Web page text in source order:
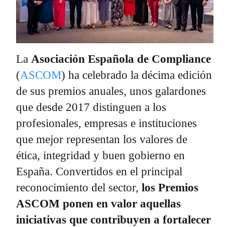
La Asociación Española de Compliance
(ASCOM) ha celebrado la décima edición
de sus premios anuales, unos galardones
que desde 2017 distinguen a los
profesionales, empresas e instituciones
que mejor representan los valores de
ética, integridad y buen gobierno en
España. Convertidos en el principal
reconocimiento del sector, los Premios
ASCOM ponen en valor aquellas
iniciativas que contribuyen a fortalecer